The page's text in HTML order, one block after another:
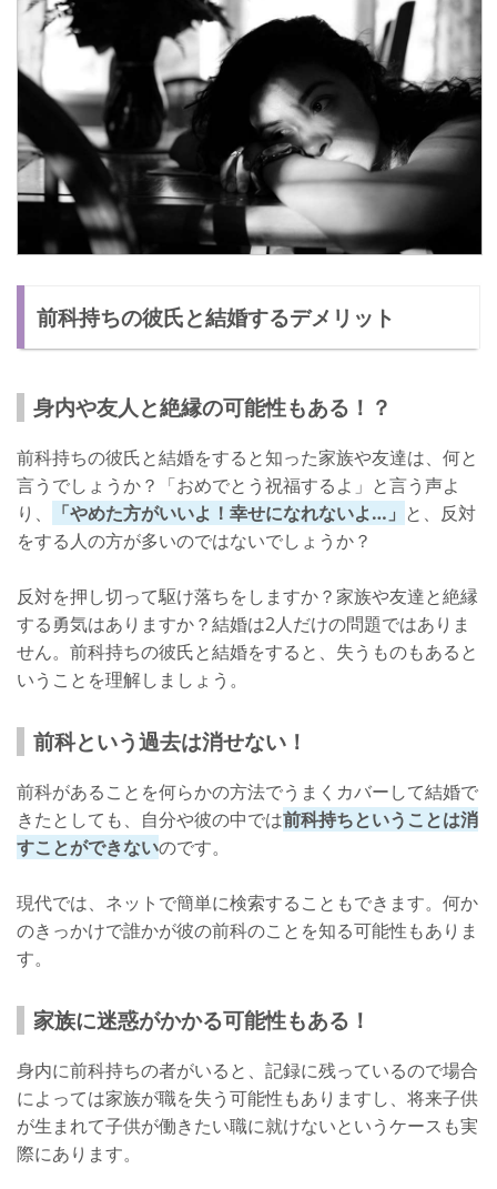
前科持ちの彼氏と結婚するデメリット
身内や友人と絶縁の可能性もある！？
前科持ちの彼氏と結婚をすると知った家族や友達は、何と
言うでしょうか？「おめでとう祝福するよ」と言う声よ
り、
「やめた方がいいよ！幸せになれないよ…」 と、反対
をする人の方が多いのではないでしょうか？
反対を押し切って駆け落ちをしますか？家族や友達と絶縁
する勇気はありますか？結婚は2人だけの問題ではありま
せん。前科持ちの彼氏と結婚をすると、失うものもあると
いうことを理解しましょう。
前科という過去は消せない！
前科があることを何らかの方法でうまくカバーして結婚で
きたとしても、自分や彼の中では前科持ちということは消
すことができないのです。
現代では、ネットで簡単に検索することもできます。何か
のきっかけで誰かが彼の前科のことを知る可能性もありま
す。
家族に迷惑がかかる可能性もある！
身内に前科持ちの者がいると、記録に残っているので場合
によっては家族が職を失う可能性もありますし、将来子供
が生まれて子供が働きたい職に就けないというケースも実
際にあります。